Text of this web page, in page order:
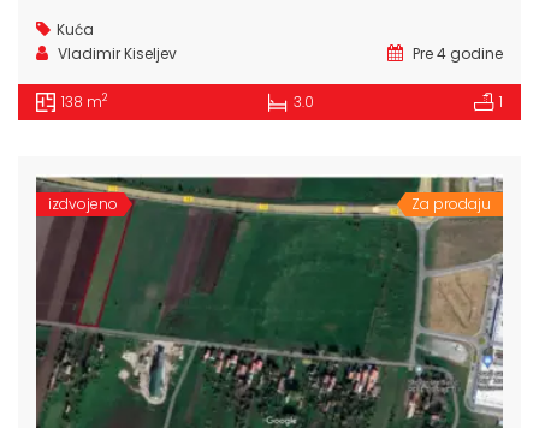
Kuća
Vladimir Kiseljev
Pre 4 godine
138 m2 3.0 1
izdvojeno Za prodaju